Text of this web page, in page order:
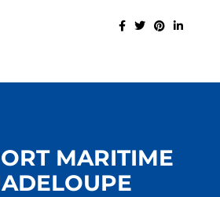
MARITIME